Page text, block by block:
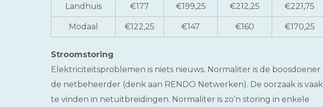
Landhuis €177 €199,25 €212,25 €221,75
Modaal €122,25 €147 €160 €170,25
Stroomstoring
Elektriciteitsproblemen is niets nieuws. Normaliter is de boosdoener
de netbeheerder (denk aan RENDO Netwerken). De oorzaak is vaak
te vinden in netuitbreidingen. Normaliter is zo’n storing in enkele